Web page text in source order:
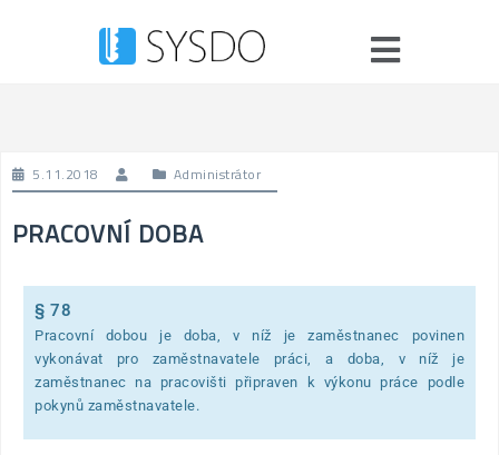
5.11.2018 Administrátor
PRACOVNÍ DOBA
§ 78
Pracovní dobou je doba, v níž je zaměstnanec povinen
vykonávat pro zaměstnavatele práci, a doba, v níž je
zaměstnanec na pracovišti připraven k výkonu práce podle
pokynů zaměstnavatele.